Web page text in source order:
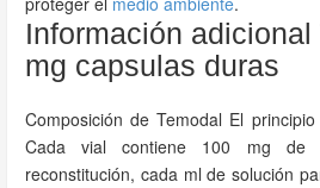
Información adicional
mg capsulas duras
Composición de Temodal El
Cada vial contiene 100 mg de
reconstitución, cada ml de solución